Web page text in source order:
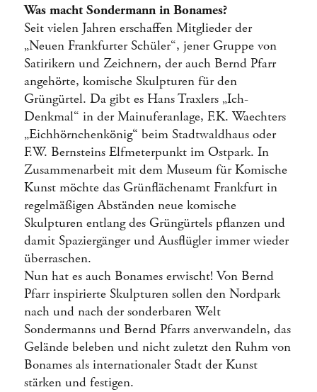
Was macht Sondermann in Bonames?
Seit vielen Jahren erschaffen Mitglieder der
„Neuen Frankfurter Schüler“, jener Gruppe von
Satirikern und Zeichnern, der auch Bernd Pfarr
angehörte, komische Skulpturen für den
Grüngürtel. Da gibt es Hans Traxlers „Ich-
Denkmal“ in der Mainuferanlage, F.K. Waechters
„Eichhörnchenkönig“ beim Stadtwaldhaus oder
F.W. Bernsteins Elfmeterpunkt im Ostpark. In
Zusammenarbeit mit dem Museum für Komische
Kunst möchte das Grünflächenamt Frankfurt in
regelmäßigen Abständen neue komische
Skulpturen entlang des Grüngürtels pflanzen und
damit Spaziergänger und Ausflügler immer wieder
überraschen.
Nun hat es auch Bonames erwischt! Von Bernd
Pfarr inspirierte Skulpturen sollen den Nordpark
nach und nach der sonderbaren Welt
Sondermanns und Bernd Pfarrs anverwandeln, das
Gelände beleben und nicht zuletzt den Ruhm von
Bonames als internationaler Stadt der Kunst
stärken und festigen.